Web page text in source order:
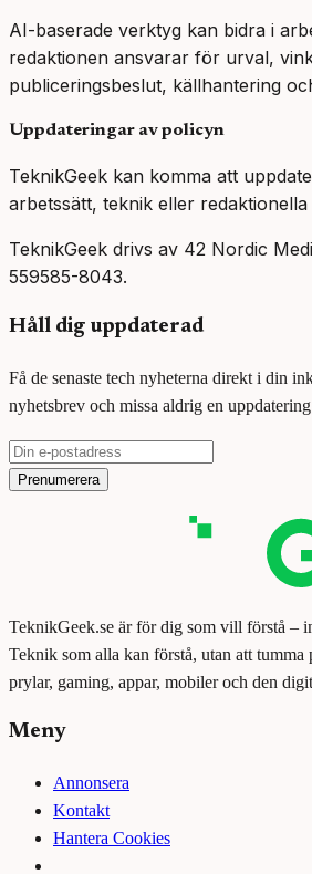
AI-baserade verktyg kan bidra i
redaktionen ansvarar för urval,
publiceringsbeslut, källhantering
Uppdateringar av policyn
TeknikGeek kan komma att
arbetssätt, teknik eller
TeknikGeek drivs av 42 Nordic
559585-8043.
Håll dig uppdaterad
Få de senaste tech nyheterna direkt i din
nyhetsbrev och missa aldrig en
Prenumerera
TeknikGeek.se är för dig som vill förstå –
Teknik som alla kan förstå, utan att
prylar, gaming, appar, mobiler och den
Meny
Annonsera
Kontakt
Hantera Cookies